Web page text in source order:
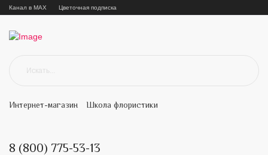
Канал в MAX Цветочная подписка
Интернет-магазин Школа флористики
8 (800) 775-53-13